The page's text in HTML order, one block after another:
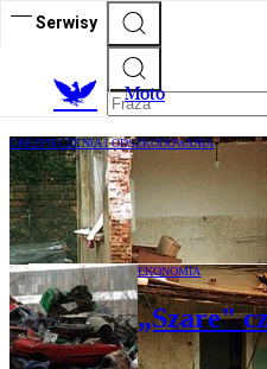
Serwisy
Moto
UBEZPIECZENIA I ODSZKODOWANIA
Sprawdź definicje
EKONOMIA
„Szare"